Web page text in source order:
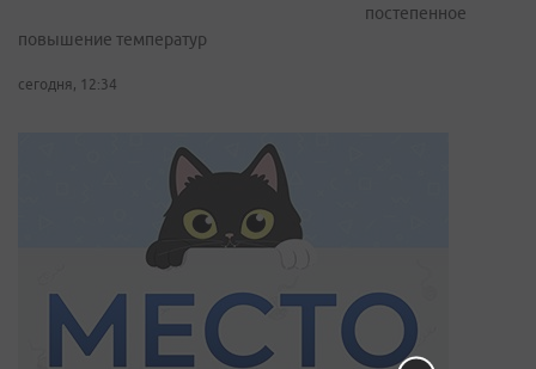
постепенное
повышение температур
сегодня, 12:34